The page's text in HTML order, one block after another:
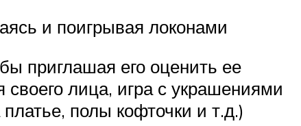
и поигрывая локонами
приглашая его оценить ее
своего лица, игра с украшениями
полы кофточки и т.д.)